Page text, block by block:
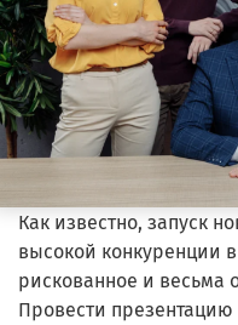
Как известно, запуск
высокой конкуренции
рискованное и весьма
Провести